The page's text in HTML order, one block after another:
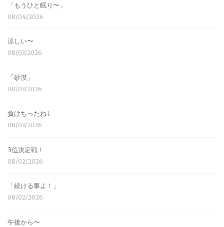
「もうひと眠り〜」
08/04/2026
涼しい〜
08/03/2026
「砂漠」
08/03/2026
負けちったね⤵︎
08/03/2026
3位決定戦！
08/02/2026
「続ける事よ！」
08/02/2026
午後から〜